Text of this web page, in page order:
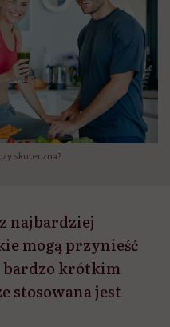
skuteczna?
najbardziej
mogą przynieść
krótkim
stosowana jest